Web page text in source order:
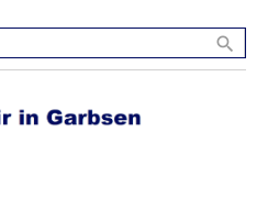
search